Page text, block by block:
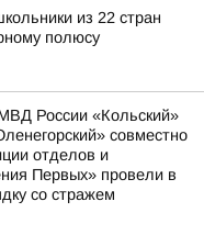
из 22 стран
полюсу
России «Кольский»
совместно
отделов и
Первых» провели в
со стражем